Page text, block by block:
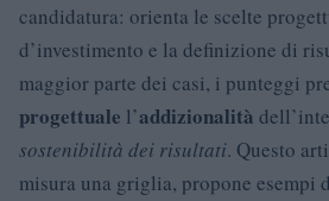
candidatura: orienta le scelte
d’investimento e la definizione di
maggior parte dei casi, i punteggi
progettuale l’addizionalità
sostenibilità dei risultati. Questo
misura una griglia, propone esempi